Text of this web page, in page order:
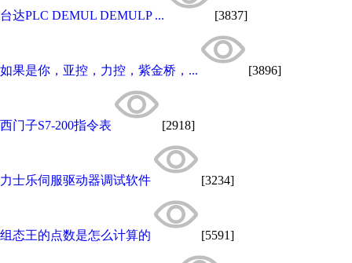
台达PLC DEMUL DEMULP ... [3837]
如果是你，亚控，力控，紫金桥，... [3896]
西门子S7-200指令表 [2918]
力士乐伺服驱动器调试软件 [3234]
组态王的点数是怎么计算的 [5591]